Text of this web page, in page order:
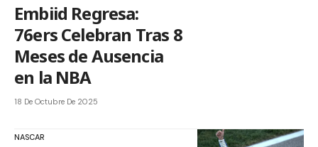
Embiid Regresa:
76ers Celebran Tras 8
Meses de Ausencia
en la NBA
18 De Octubre De 2025
NASCAR